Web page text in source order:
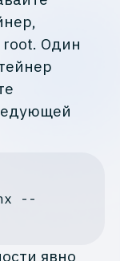
root. Один
--
явно